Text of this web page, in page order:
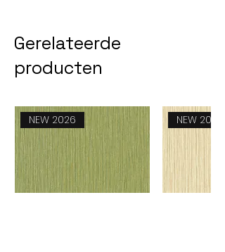
Gerelateerde
producten
NEW 2026 NEW 2026